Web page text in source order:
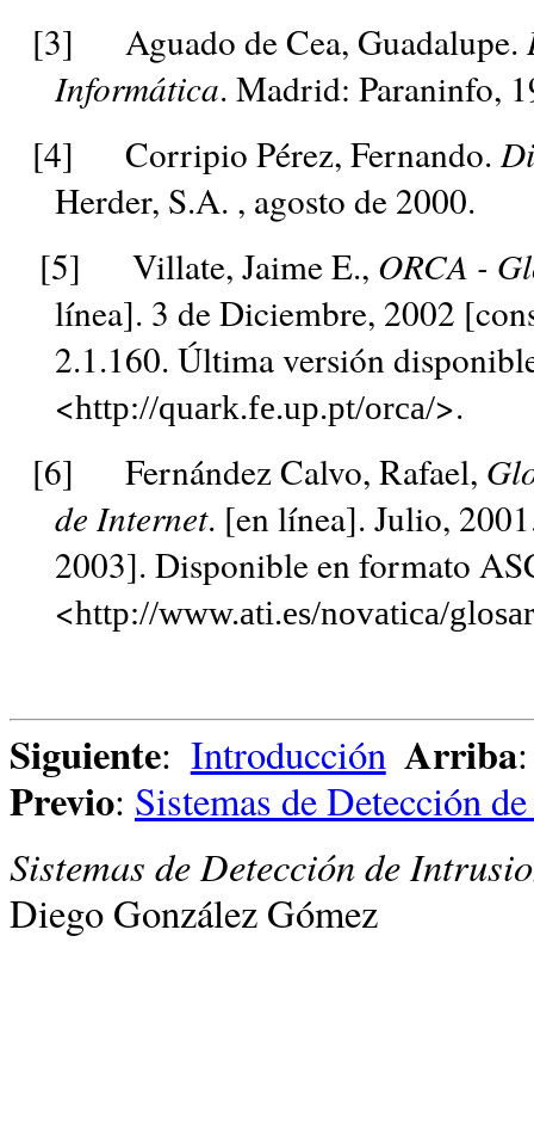
[3]
Aguado de Cea, Guadalupe.
Informática. Madrid: Paraninfo,
[4]
Corripio Pérez, Fernando.
Herder, S.A. , agosto de 2000.
[5]
Villate, Jaime E., ORCA -
línea]. 3 de Diciembre, 2002
2.1.160. Última versión
<http://quark.fe.up.pt/orca/>.
[6]
Fernández Calvo, Rafael,
de Internet. [en línea]. Julio,
2003]. Disponible en formato
<http://www.ati.es/novatica/
Siguiente: Introducción Arriba
Previo: Sistemas de Detección
Sistemas de Detección de
Diego González Gómez